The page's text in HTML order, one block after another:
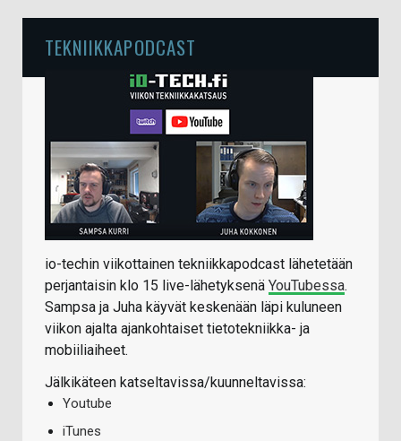
TEKNIIKKAPODCAST
io-techin viikottainen tekniikkapodcast lähetetään
perjantaisin klo 15 live-lähetyksenä YouTubessa.
Sampsa ja Juha käyvät keskenään läpi kuluneen
viikon ajalta ajankohtaiset tietotekniikka- ja
mobiiliaiheet.
Jälkikäteen katseltavissa/kuunneltavissa:
Youtube
iTunes